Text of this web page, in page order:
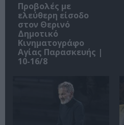
Προβολές με
ελεύθερη είσοδο
στον Θερινό
Δημοτικό
Κινηματογράφο
Αγίας Παρασκευής |
10-16/8